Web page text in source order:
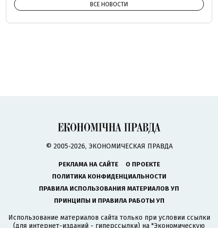
ВСЕ НОВОСТИ
© 2005-2026, ЭКОНОМИЧЕСКАЯ ПРАВДА
РЕКЛАМА НА САЙТЕ
О ПРОЕКТЕ
ПОЛИТИКА КОНФИДЕНЦИАЛЬНОСТИ
ПРАВИЛА ИСПОЛЬЗОВАНИЯ МАТЕРИАЛОВ УП
ПРИНЦИПЫ И ПРАВИЛА РАБОТЫ УП
Использование материалов сайта только при условии ссылки
(для интернет-изданий - гиперссылки) на "Экономическую